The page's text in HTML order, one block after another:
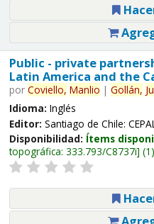
Public - private
Latin America and the
por Coviello, Manlio | Gollán,
Idioma: Inglés
Editor: Santiago de Chile:
Disponibilidad: Ítems
topográfica: 333.793/C8737i